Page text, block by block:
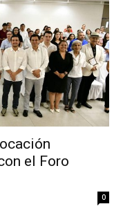
el Foro
0